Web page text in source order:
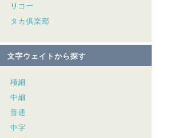
リコー
タカ倶楽部
文字ウェイトから探す
極細
中細
普通
中字